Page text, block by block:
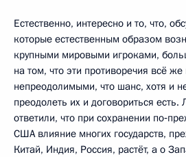
Естественно, интересно и то, что,
которые естественным образом
крупными мировыми игроками,
на том, что эти противоречия всё
непреодолимыми, что шанс, хотя и
преодолеть их и договориться
ответили, что при сохранении
США влияние многих государств,
Китай, Индия, Россия, растёт, а о